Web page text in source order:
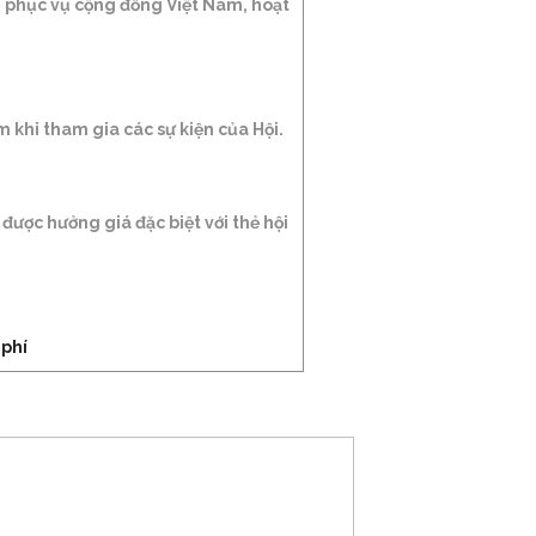
vụ cộng đồng Việt Nam, hoạt
khi tham gia các sự kiện của Hội.
hưởng giá đặc biệt với thẻ hội
­